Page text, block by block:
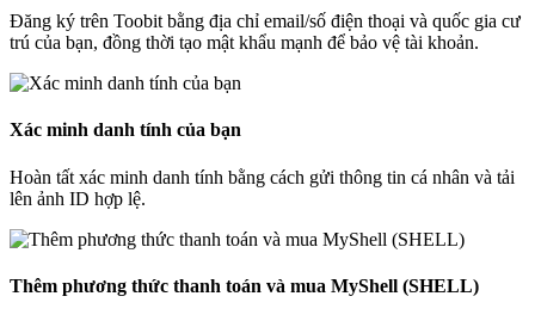
Đăng ký trên Toobit bằng địa chỉ email/số điện thoại và quốc gia cư
trú của bạn, đồng thời tạo mật khẩu mạnh để bảo vệ tài khoản.
Xác minh danh tính của bạn
Hoàn tất xác minh danh tính bằng cách gửi thông tin cá nhân và tải
lên ảnh ID hợp lệ.
Thêm phương thức thanh toán và mua MyShell (SHELL)